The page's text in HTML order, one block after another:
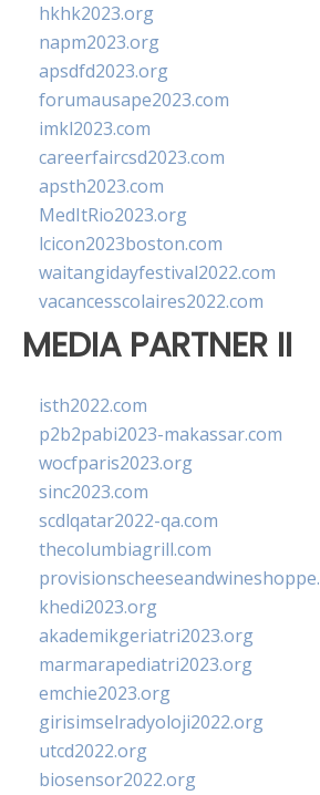
hkhk2023.org
napm2023.org
apsdfd2023.org
forumausape2023.com
imkl2023.com
careerfaircsd2023.com
apsth2023.com
MedItRio2023.org
lcicon2023boston.com
waitangidayfestival2022.com
vacancesscolaires2022.com
MEDIA PARTNER II
isth2022.com
p2b2pabi2023-makassar.com
wocfparis2023.org
sinc2023.com
scdlqatar2022-qa.com
thecolumbiagrill.com
khedi2023.org
akademikgeriatri2023.org
marmarapediatri2023.org
emchie2023.org
girisimselradyoloji2022.org
utcd2022.org
biosensor2022.org